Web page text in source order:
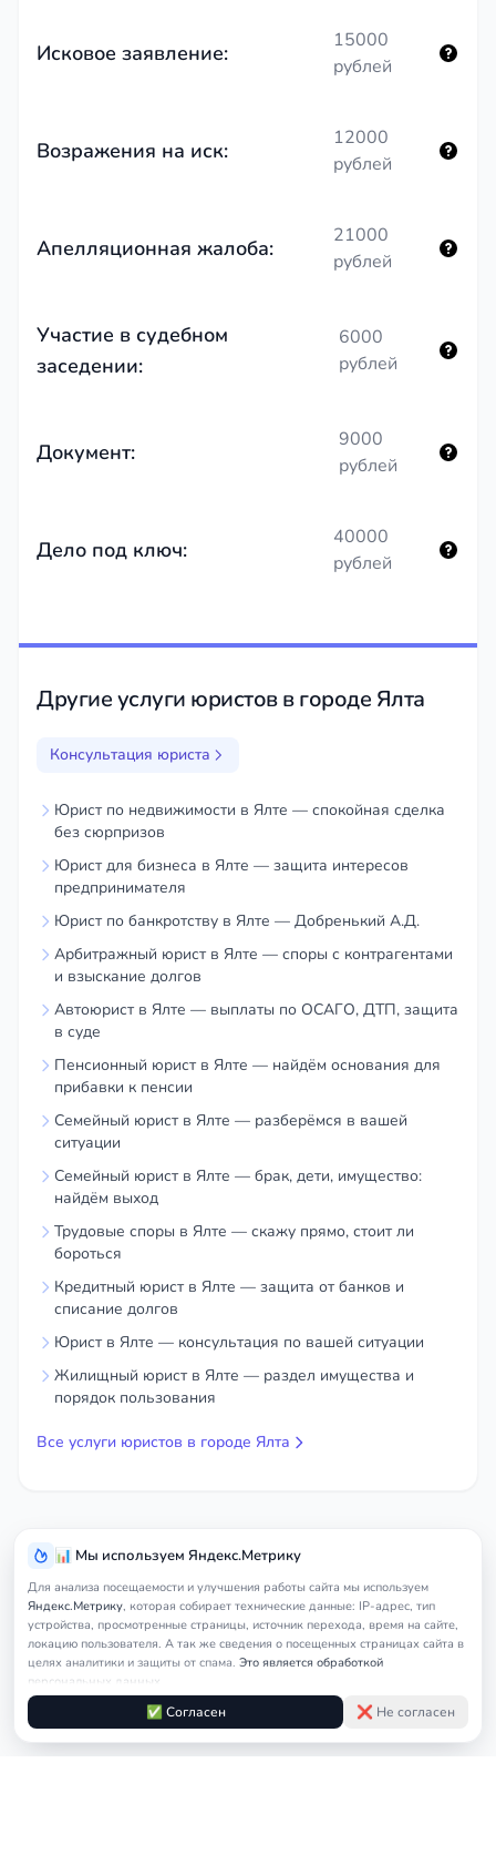
📊 Мы используем Яндекс.Метрику
Для анализа посещаемости и улучшения работы сайта мы используем
Яндекс.Метрику, которая собирает технические данные: IP-адрес, тип
устройства, просмотренные страницы, источник перехода, время на сайте,
локацию пользователя. А так же сведения о посещенных страницах сайта в
целях аналитики и защиты от спама. Это является обработкой
персональных данных.
Подробнее в Согласии на обработку персональных данных
Правилах
обработки cookie
✅ Согласен ❌ Не согласен
Исковое заявление:
15000
рублей
Возражения на иск:
12000
рублей
Апелляционная жалоба:
21000
рублей
Участие в судебном
заседении:
6000
рублей
Документ:
9000
рублей
Дело под ключ:
40000
рублей
Другие услуги юристов в городе Ялта
Консультация юриста
Юрист по недвижимости в Ялте — спокойная сделка
без сюрпризов
Юрист для бизнеса в Ялте — защита интересов
предпринимателя
Юрист по банкротству в Ялте — Добренький А.Д.
Арбитражный юрист в Ялте — споры с контрагентами
и взыскание долгов
Автоюрист в Ялте — выплаты по ОСАГО, ДТП, защита
в суде
Пенсионный юрист в Ялте — найдём основания для
прибавки к пенсии
Семейный юрист в Ялте — разберёмся в вашей
ситуации
Семейный юрист в Ялте — брак, дети, имущество:
найдём выход
Трудовые споры в Ялте — скажу прямо, стоит ли
бороться
Кредитный юрист в Ялте — защита от банков и
списание долгов
Юрист в Ялте — консультация по вашей ситуации
Жилищный юрист в Ялте — раздел имущества и
порядок пользования
Все услуги юристов в городе Ялта